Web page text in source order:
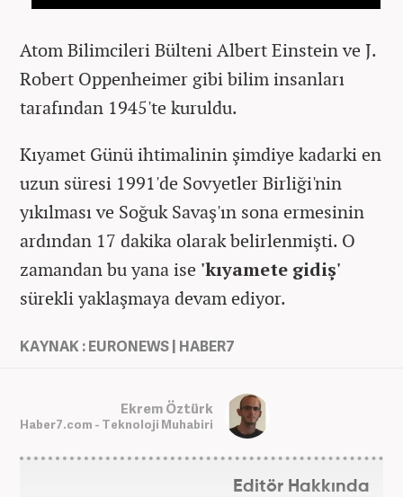
Atom Bilimcileri Bülteni Albert Einstein ve J.
Robert Oppenheimer gibi bilim insanları
tarafından 1945'te kuruldu.
Kıyamet Günü ihtimalinin şimdiye kadarki en
uzun süresi 1991'de Sovyetler Birliği'nin
yıkılması ve Soğuk Savaş'ın sona ermesinin
ardından 17 dakika olarak belirlenmişti. O
zamandan bu yana ise 'kıyamete gidiş'
sürekli yaklaşmaya devam ediyor.
KAYNAK : EURONEWS | HABER7
Ekrem Öztürk
Haber7.com - Teknoloji Muhabiri
Editör Hakkında